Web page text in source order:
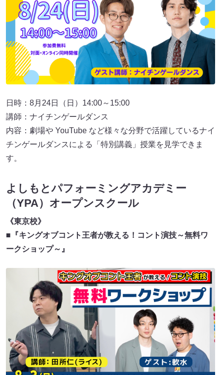
日時：8月24日（日）14:00～15:00
講師：ナイチンゲールダンス
内容：劇場や YouTube など様々な分野で活躍しているナイ
チンゲールダンスによる「特別講義」授業を見学できま
す。
よしもとパフォーミングアカデミー
（YPA）オープンスクール
《東京校》
■『キングオブコント王者が教える！コント演技～無料ワ
ークショップ～』